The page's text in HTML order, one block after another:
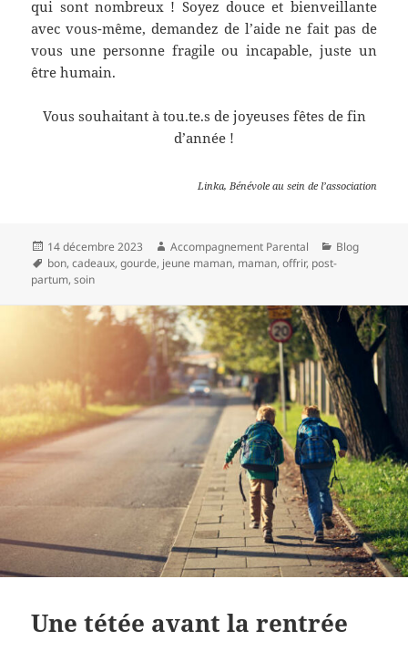
qui sont nombreux ! Soyez douce et bienveillante
avec vous-même, demandez de l’aide ne fait pas de
vous une personne fragile ou incapable, juste un
être humain.
Vous souhaitant à tou.te.s de joyeuses fêtes de fin
d’année !
Linka, Bénévole au sein de l’association
14 décembre 2023 Accompagnement Parental
Blog
bon,cadeaux,gourde, jeune maman, maman,offrir, post-
partum,soin
Une tétée avant la rentrée